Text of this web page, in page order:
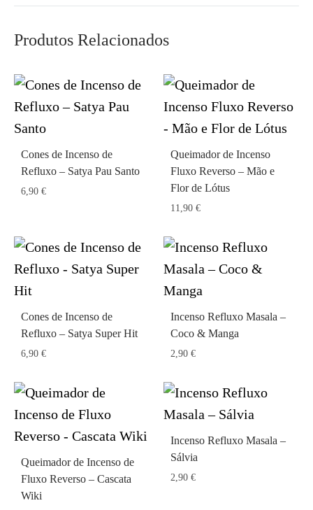
Produtos Relacionados
Cones de Incenso de
Refluxo – Satya Pau Santo
6,90 €
Queimador de Incenso
Fluxo Reverso – Mão e
Flor de Lótus
11,90 €
Cones de Incenso de
Refluxo – Satya Super Hit
6,90 €
Incenso Refluxo Masala –
Coco & Manga
2,90 €
Queimador de Incenso de
Fluxo Reverso – Cascata
Wiki
Incenso Refluxo Masala –
Sálvia
2,90 €